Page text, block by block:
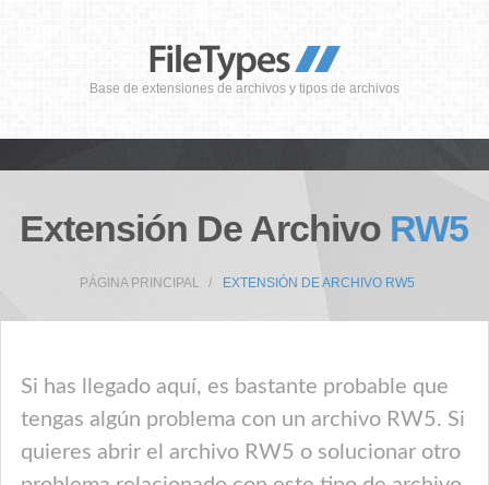
Base de extensiones de archivos y tipos de archivos
Extensión De Archivo RW5
PÁGINA PRINCIPAL EXTENSIÓN DE ARCHIVO RW5
Si has llegado aquí, es bastante probable que
tengas algún problema con un archivo RW5. Si
quieres abrir el archivo RW5 o solucionar otro